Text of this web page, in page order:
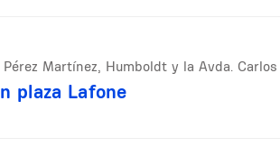
Martínez, Humboldt y la Avda. Carlos
plaza Lafone